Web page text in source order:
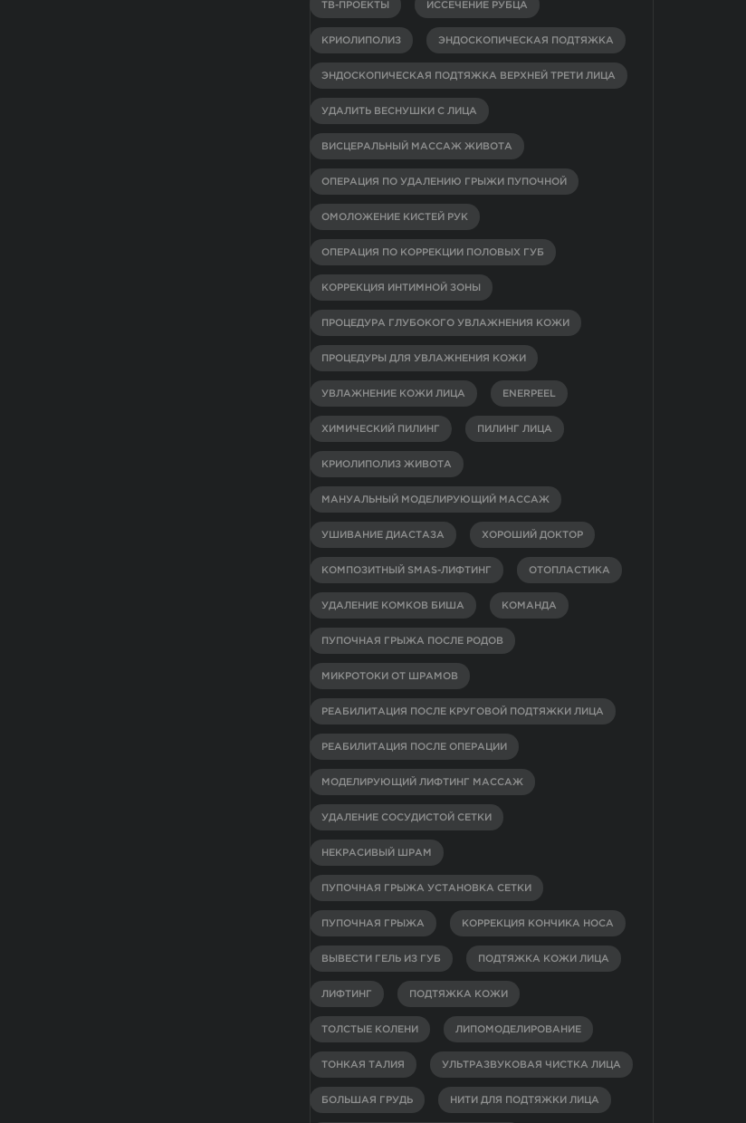
ТВ-ПРОЕКТЫ ИССЕЧЕНИЕ РУБЦА
КРИОЛИПОЛИЗ ЭНДОСКОПИЧЕСКАЯ ПОДТЯЖКА
ЭНДОСКОПИЧЕСКАЯ ПОДТЯЖКА ВЕРХНЕЙ ТРЕТИ ЛИЦА
УДАЛИТЬ ВЕСНУШКИ С ЛИЦА
ВИСЦЕРАЛЬНЫЙ МАССАЖ ЖИВОТА
ОПЕРАЦИЯ ПО УДАЛЕНИЮ ГРЫЖИ ПУПОЧНОЙ
ОМОЛОЖЕНИЕ КИСТЕЙ РУК
ОПЕРАЦИЯ ПО КОРРЕКЦИИ ПОЛОВЫХ ГУБ
КОРРЕКЦИЯ ИНТИМНОЙ ЗОНЫ
ПРОЦЕДУРА ГЛУБОКОГО УВЛАЖНЕНИЯ КОЖИ
ПРОЦЕДУРЫ ДЛЯ УВЛАЖНЕНИЯ КОЖИ
УВЛАЖНЕНИЕ КОЖИ ЛИЦА ENERPEEL
ХИМИЧЕСКИЙ ПИЛИНГ ПИЛИНГ ЛИЦА
КРИОЛИПОЛИЗ ЖИВОТА
МАНУАЛЬНЫЙ МОДЕЛИРУЮЩИЙ МАССАЖ
УШИВАНИЕ ДИАСТАЗА ХОРОШИЙ ДОКТОР
КОМПОЗИТНЫЙ SMAS-ЛИФТИНГ ОТОПЛАСТИКА
УДАЛЕНИЕ КОМКОВ БИША КОМАНДА
ПУПОЧНАЯ ГРЫЖА ПОСЛЕ РОДОВ
МИКРОТОКИ ОТ ШРАМОВ
РЕАБИЛИТАЦИЯ ПОСЛЕ КРУГОВОЙ ПОДТЯЖКИ ЛИЦА
РЕАБИЛИТАЦИЯ ПОСЛЕ ОПЕРАЦИИ
МОДЕЛИРУЮЩИЙ ЛИФТИНГ МАССАЖ
УДАЛЕНИЕ СОСУДИСТОЙ СЕТКИ
НЕКРАСИВЫЙ ШРАМ
ПУПОЧНАЯ ГРЫЖА УСТАНОВКА СЕТКИ
ПУПОЧНАЯ ГРЫЖА КОРРЕКЦИЯ КОНЧИКА НОСА
ВЫВЕСТИ ГЕЛЬ ИЗ ГУБ ПОДТЯЖКА КОЖИ ЛИЦА
ЛИФТИНГ ПОДТЯЖКА КОЖИ
ТОЛСТЫЕ КОЛЕНИ ЛИПОМОДЕЛИРОВАНИЕ
ТОНКАЯ ТАЛИЯ УЛЬТРАЗВУКОВАЯ ЧИСТКА ЛИЦА
БОЛЬШАЯ ГРУДЬ НИТИ ДЛЯ ПОДТЯЖКИ ЛИЦА